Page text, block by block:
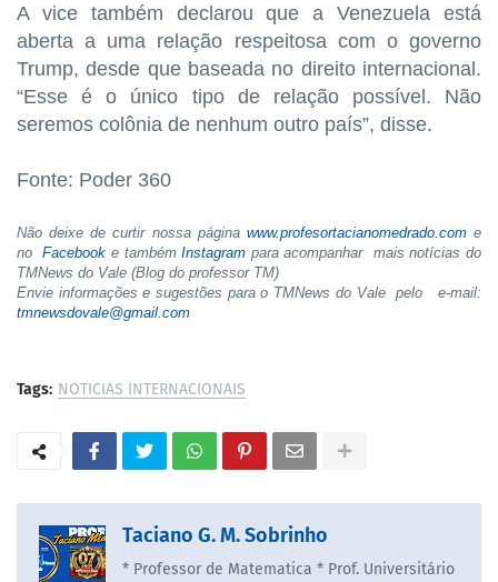
A vice também declarou que a Venezuela está
aberta a uma relação respeitosa com o governo
Trump, desde que baseada no direito internacional.
“Esse é o único tipo de relação possível. Não
seremos colônia de nenhum outro país”, disse.
Fonte: Poder 360
Não deixe de curtir nossa página www.profesortacianomedrado.come
noFacebook e tambémInstagram para acompanhar mais notícias do
TMNews do Vale (Blog do professor TM)
Envie informações e sugestões para o TMNews do Vale pelo e-mail:
tmnewsdovale@gmail.com
Tags: NOTICIAS INTERNACIONAIS
Taciano G. M. Sobrinho
* Professor de Matematica * Prof. Universitário